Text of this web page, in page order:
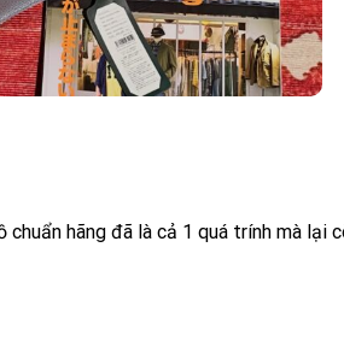
hãng đã là cả 1 quá trính mà lại